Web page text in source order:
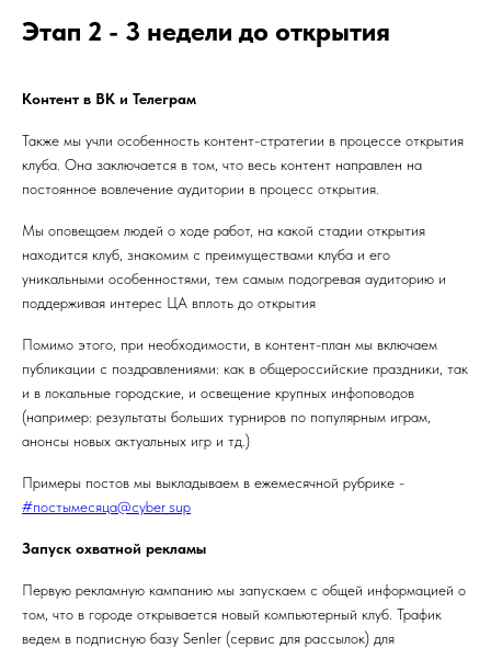
Этап 2 - 3 недели до открытия
Контент в ВК и Телеграм
Также мы учли особенность контент-стратегии в процессе открытия
клуба. Она заключается в том, что весь контент направлен на
постоянное вовлечение аудитории в процесс открытия.
Мы оповещаем людей о ходе работ, на какой стадии открытия
находится клуб, знакомим с преимуществами клуба и его
уникальными особенностями, тем самым подогревая аудиторию и
поддерживая интерес ЦА вплоть до открытия
Помимо этого, при необходимости, в контент-план мы включаем
публикации с поздравлениями: как в общероссийские праздники, так
и в локальные городские, и освещение крупных инфоповодов
(например: результаты больших турниров по популярным играм,
анонсы новых актуальных игр и тд.)
Примеры постов мы выкладываем в ежемесячной рубрике -
#постымесяца@cyber_sup
Запуск охватной рекламы
Первую рекламную кампанию мы запускаем с общей информацией о
том, что в городе открывается новый компьютерный клуб. Трафик
ведем в подписную базу Senler (сервис для рассылок) для